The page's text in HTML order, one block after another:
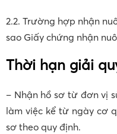
2.2. Trường hợp nhận
sao Giấy chứng nhận
Thời hạn giải
– Nhận hồ sơ từ đơn vị
làm việc kể từ ngày cơ
sơ theo quy định.